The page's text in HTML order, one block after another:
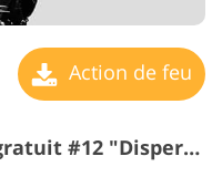
Action de feu
Action de feu Photoshop gratuit #12 "Dispersion Effect"